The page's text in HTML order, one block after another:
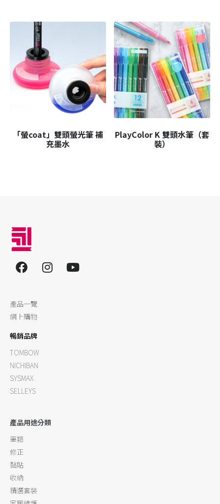
「螢coat」雙頭螢光筆 補
充墨水
PlayColor K 雙頭水筆（套
裝）
產品一覽
網上購物
暢銷品牌
TOMBOW
NICHIBAN
SYSMAX
SELLEYS
產品用途分類
筆類
修正
黏貼
收納
精選套裝